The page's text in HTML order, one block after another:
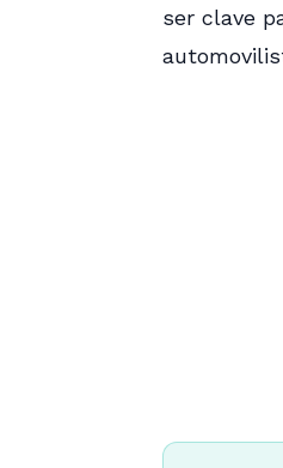
ser clave